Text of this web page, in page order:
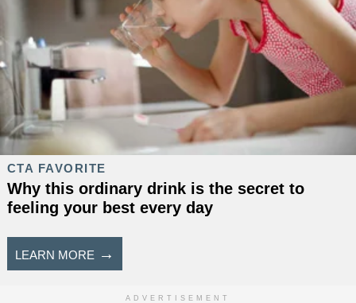
ADVERTISEMENT